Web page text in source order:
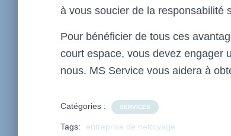
à vous soucier de la responsabilité
Pour bénéficier de tous ces
court espace, vous devez engager
nous. MS Service vous aidera à
Catégories : SERVICES
Tags:
entreprise de nettoyage